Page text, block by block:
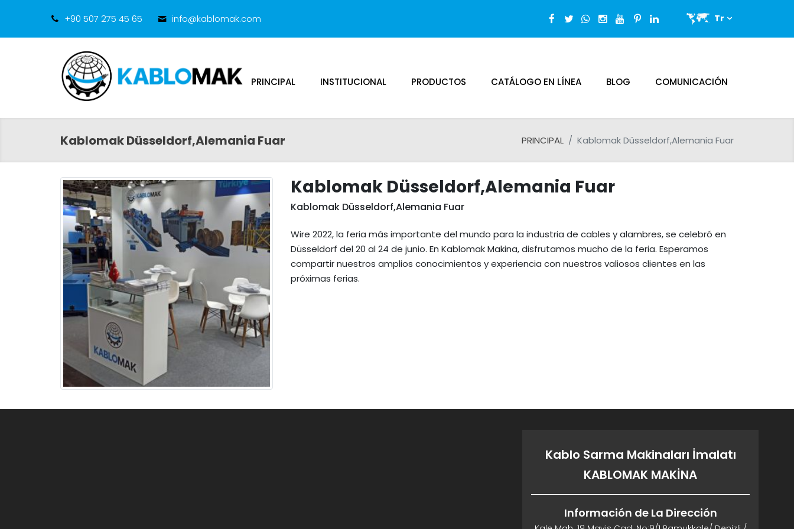
+90 507 275 45 65 info@kablomak.com Tr
PRINCIPAL INSTITUCIONAL PRODUCTOS CATÁLOGO EN LÍNEA BLOG COMUNICACIÓN
Kablomak Düsseldorf,Alemania Fuar PRINCIPAL Kablomak Düsseldorf,Alemania Fuar
Kablomak Düsseldorf,Alemania Fuar
Kablomak Düsseldorf,Alemania Fuar
Wire 2022, la feria más importante del mundo para la industria de cables y alambres, se celebró en
Düsseldorf del 20 al 24 de junio. En Kablomak Makina, disfrutamos mucho de la feria. Esperamos
compartir nuestros amplios conocimientos y experiencia con nuestros valiosos clientes en las
próximas ferias.
Kablo Sarma Makinaları İmalatı
KABLOMAK MAKİNA
Información de La Dirección